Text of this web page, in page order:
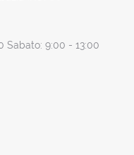
Sabato: 9:00 - 13:00